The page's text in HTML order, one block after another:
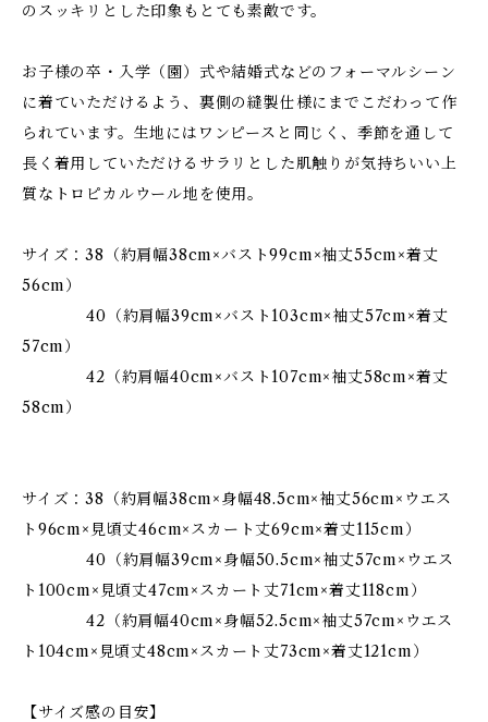
のスッキリとした印象もとても素敵です。
お子様の卒・入学（園）式や結婚式などのフォーマルシーン
に着ていただけるよう、裏側の縫製仕様にまでこだわって作
られています。生地にはワンピースと同じく、季節を通して
長く着用していただけるサラリとした肌触りが気持ちいい上
質なトロピカルウール地を使用。
サイズ：38（約肩幅38cm×バスト99cm×袖丈55cm×着丈
56cm）
40（約肩幅39cm×バスト103cm×袖丈57cm×着丈
57cm）
42（約肩幅40cm×バスト107cm×袖丈58cm×着丈
58cm）
サイズ：38（約肩幅38cm×身幅48.5cm×袖丈56cm×ウエス
ト96cm×見頃丈46cm×スカート丈69cm×着丈115cm）
40（約肩幅39cm×身幅50.5cm×袖丈57cm×ウエス
ト100cm×見頃丈47cm×スカート丈71cm×着丈118cm）
42（約肩幅40cm×身幅52.5cm×袖丈57cm×ウエス
ト104cm×見頃丈48cm×スカート丈73cm×着丈121cm）
【サイズ感の目安】